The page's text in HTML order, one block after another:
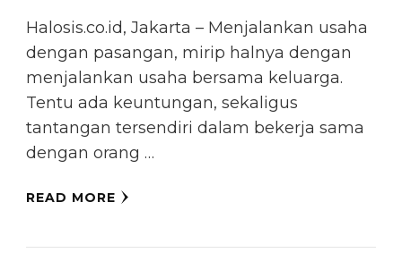
Halosis.co.id, Jakarta – Menjalankan usaha
dengan pasangan, mirip halnya dengan
menjalankan usaha bersama keluarga.
Tentu ada keuntungan, sekaligus
tantangan tersendiri dalam bekerja sama
dengan orang …
READ MORE